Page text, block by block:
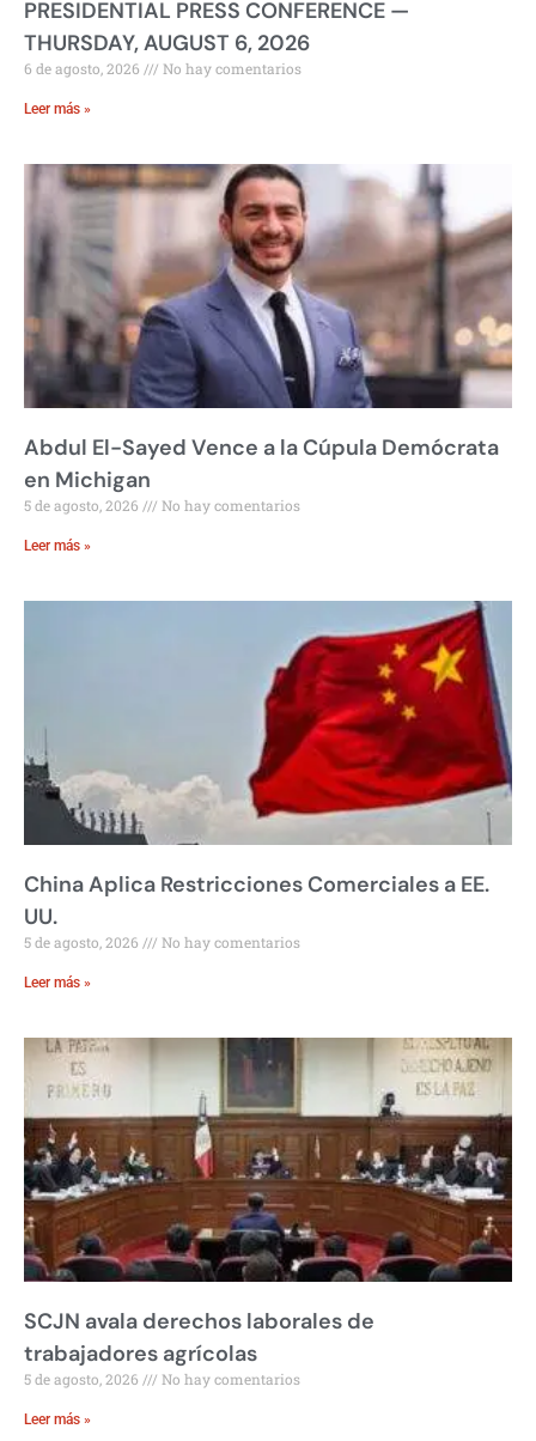
PRESIDENTIAL PRESS CONFERENCE —
THURSDAY, AUGUST 6, 2026
6 de agosto, 2026 No hay comentarios
Leer más »
Abdul El-Sayed Vence a la Cúpula Demócrata
en Michigan
5 de agosto, 2026 No hay comentarios
Leer más »
China Aplica Restricciones Comerciales a EE.
UU.
5 de agosto, 2026 No hay comentarios
Leer más »
SCJN avala derechos laborales de
trabajadores agrícolas
5 de agosto, 2026 No hay comentarios
Leer más »